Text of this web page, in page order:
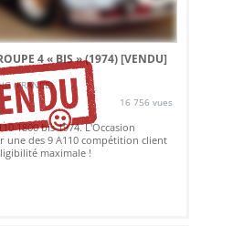
4 « BIS » (1974)[VENDU]
(FRANCE)
16 756 vues
1800 bis 1974. L'Occasion
une des 9 A110 compétition client
maximale !